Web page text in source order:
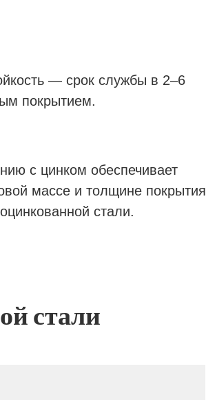
— срок службы в 2–6
покрытием.
с цинком обеспечивает
массе и толщине покрытия
стали.
стали